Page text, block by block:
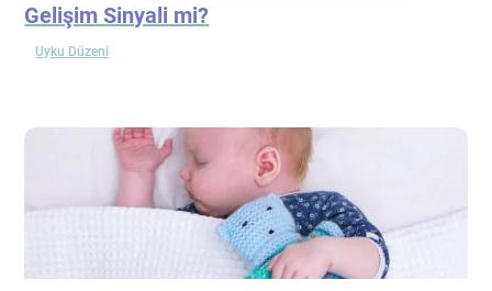
Gelişim Sinyali mi?
Uyku Düzeni